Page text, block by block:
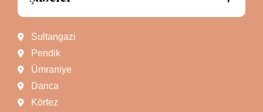
Sultangazi
Pendik
Ümraniye
Darıca
Körfez